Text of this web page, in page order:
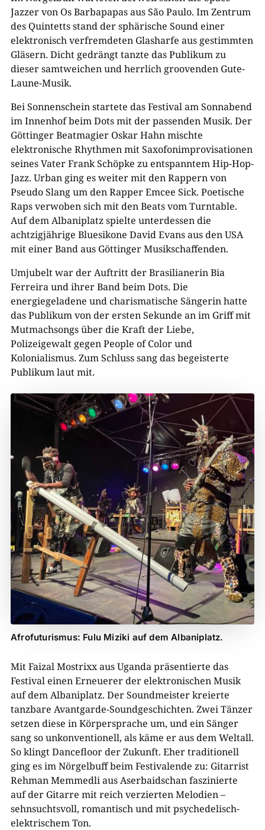
Jazzer von Os Barbapapas aus São Paulo. Im Zentrum
des Quintetts stand der sphärische Sound einer
elektronisch verfremdeten Glasharfe aus gestimmten
Gläsern. Dicht gedrängt tanzte das Publikum zu
dieser samtweichen und herrlich groovenden Gute-
Laune-Musik.
Bei Sonnenschein startete das Festival am Sonnabend
im Innenhof beim Dots mit der passenden Musik. Der
Göttinger Beatmagier Oskar Hahn mischte
elektronische Rhythmen mit Saxofonimprovisationen
seines Vater Frank Schöpke zu entspanntem Hip-Hop-
Jazz. Urban ging es weiter mit den Rappern von
Pseudo Slang um den Rapper Emcee Sick. Poetische
Raps verwoben sich mit den Beats vom Turntable.
Auf dem Albaniplatz spielte unterdessen die
achtzigjährige Bluesikone David Evans aus den USA
mit einer Band aus Göttinger Musikschaffenden.
Umjubelt war der Auftritt der Brasilianerin Bia
Ferreira und ihrer Band beim Dots. Die
energiegeladene und charismatische Sängerin hatte
das Publikum von der ersten Sekunde an im Griff mit
Mutmachsongs über die Kraft der Liebe,
Polizeigewalt gegen People of Color und
Kolonialismus. Zum Schluss sang das begeisterte
Publikum laut mit.
Afrofuturismus: Fulu Miziki auf dem Albaniplatz.
Mit Faizal Mostrixx aus Uganda präsentierte das
Festival einen Erneuerer der elektronischen Musik
auf dem Albaniplatz. Der Soundmeister kreierte
tanzbare Avantgarde-Soundgeschichten. Zwei Tänzer
setzen diese in Körpersprache um, und ein Sänger
sang so unkonventionell, als käme er aus dem Weltall.
So klingt Dancefloor der Zukunft. Eher traditionell
ging es im Nörgelbuff beim Festivalende zu: Gitarrist
Rehman Memmedli aus Aserbaidschan faszinierte
auf der Gitarre mit reich verzierten Melodien –
sehnsuchtsvoll, romantisch und mit psychedelisch-
elektrischem Ton.